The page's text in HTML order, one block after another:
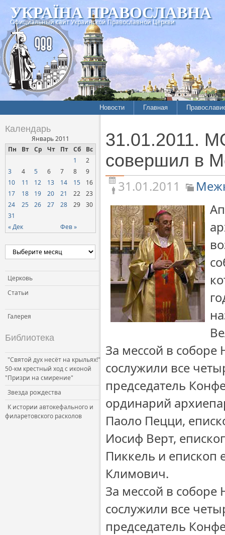
УКРАЇНА ПРАВОСЛАВНА
Официальный сайт Украинской Православной Церкви
Новости
Межконфессиональные
отношения
Нарушения прав
верующих
Официальная хроника
СОЦИАЛЬНОЕ
СЛУЖЕНИЕ
Церковь и власть
Церковь и общество
Церковь и СМИ
Главная
История
Хроники
Календарь
Январь 2011
Пн
Вт Ср Чт Пт Сб Вс
« Дек Фев »
1
2
3
4 5 6 7 8
9
10
11 12 13 14 15
16
17
18 19 20 21 22
23
24
25 26 27 28 29
30
31
Церковь
Статьи
Галерея
Библиотека
"Святой дух несёт на крыльях!"
50-км крестный ход с иконой
"Призри на смирение"
Звезда рождества
К истории автокефального и
филаретовского расколов
31.01.2011.
совершил в
31.01.2011
За мессой в
сослужили все
председатель
ординарий
Паоло Пецци,
Иосиф Верт,
Пиккель и епископ
Климович.
За мессой в
сослужили все
председатель